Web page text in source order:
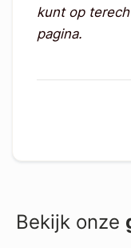
kunt op
pagina.
Bekijk onze